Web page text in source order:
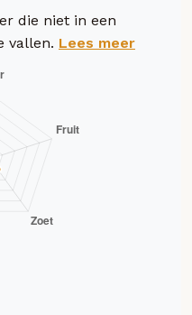
die niet in een
vallen. Lees meer